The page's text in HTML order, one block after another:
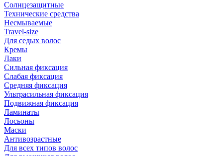
Солнцезащитные
Технические средства
Несмываемые
Travel-size
Для седых волос
Кремы
Лаки
Сильная фиксация
Слабая фиксация
Средняя фиксация
Ультрасильная фиксация
Подвижная фиксация
Ламинаты
Лосьоны
Маски
Антивозрастные
Для всех типов волос